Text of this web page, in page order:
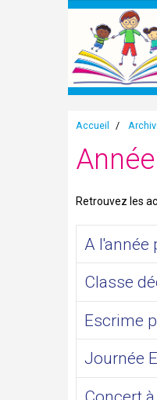
Accueil
Retrouvez les
A l'année
Classe
Escrime
Journée